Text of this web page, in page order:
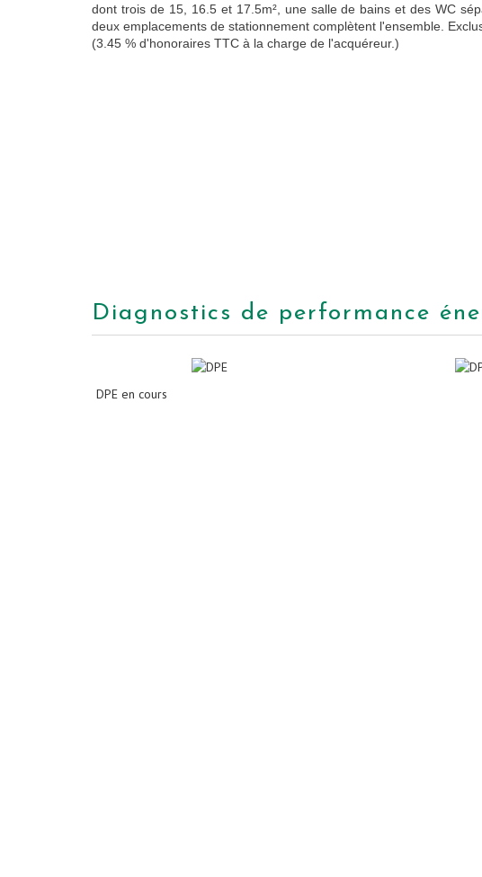
dont trois de 15, 16.5 et 17.5m², une salle de bains et des WC
deux emplacements de stationnement complètent l'ensemble.
(3.45 % d'honoraires TTC à la charge de l'acquéreur.)
diagnostics de performance
DPE en cours